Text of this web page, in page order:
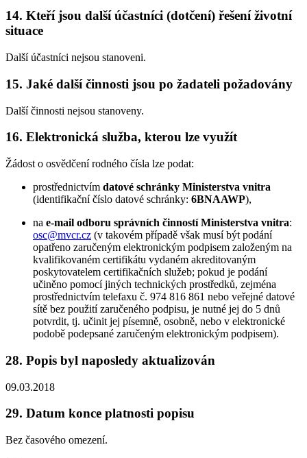
14. Kteří jsou další účastníci (dotčení) řešení životní
situace
Další účastníci nejsou stanoveni.
15. Jaké další činnosti jsou po žadateli požadovány
Další činnosti nejsou stanoveny.
16. Elektronická služba, kterou lze využít
Žádost o osvědčení rodného čísla lze podat:
prostřednictvím datové schránky Ministerstva vnitra
(identifikační číslo datové schránky: 6BNAAWP),
na e-mail odboru správních činností Ministerstva vnitra:
osc@mvcr.cz (v takovém případě však musí být podání
opatřeno zaručeným elektronickým podpisem založeným na
kvalifikovaném certifikátu vydaném akreditovaným
poskytovatelem certifikačních služeb; pokud je podání
učiněno pomocí jiných technických prostředků, zejména
prostřednictvím telefaxu č. 974 816 861 nebo veřejné datové
sítě bez použití zaručeného podpisu, je nutné jej do 5 dnů
potvrdit, tj. učinit jej písemně, osobně, nebo v elektronické
podobě podepsané zaručeným elektronickým podpisem).
28. Popis byl naposledy aktualizován
09.03.2018
29. Datum konce platnosti popisu
Bez časového omezení.